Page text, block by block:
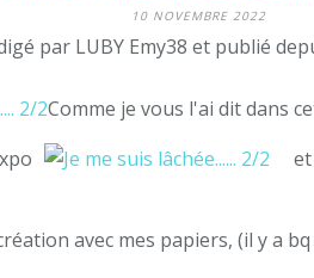
10 NOVEMBRE 2022
par LUBY Emy38 et publié
Comme je vous l'ai dit dans
et
avec mes papiers, (il y a bq